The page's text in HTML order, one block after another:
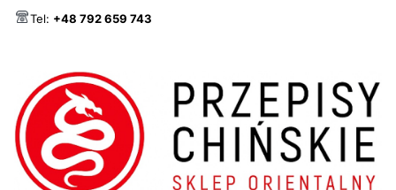
Tel: +48 792 659 743